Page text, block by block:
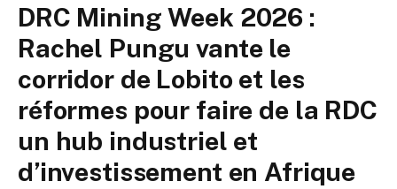
DRC Mining Week 2026 :
Rachel Pungu vante le
corridor de Lobito et les
réformes pour faire de la RDC
un hub industriel et
d’investissement en Afrique